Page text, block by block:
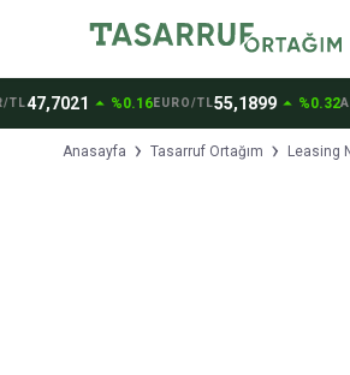
arrow_drop_up%0.16 EURO/TL55,1899arrow_drop_up%0.32 ALTIN/
Anasayfa Tasarruf Ortağım Leasing